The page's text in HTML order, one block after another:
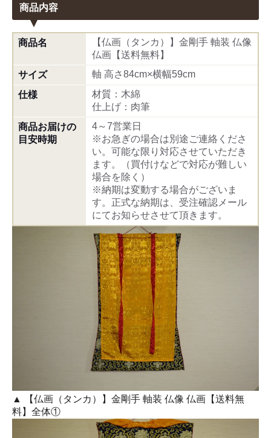
商品内容
商品名
【仏画（タンカ）】金剛手 軸装 仏像
仏画【送料無料】
サイズ
軸 高さ84cm×横幅59cm
仕様
材質：木綿
仕上げ：肉筆
商品お届けの
目安時期
4～7営業日
※お急ぎの場合は別途ご連絡くださ
い。可能な限り対応させていただき
ます。（買付けなどで対応が難しい
場合を除く）
※納期は変動する場合がございま
す。正式な納期は、受注確認メール
にてお知らせさせて頂きます。
▲ 【仏画（タンカ）】金剛手 軸装 仏像 仏画【送料無
料】全体①